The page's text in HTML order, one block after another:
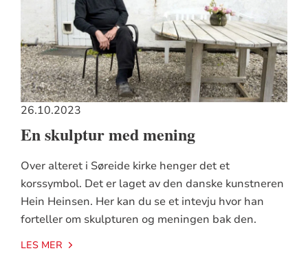
26.10.2023
En skulptur med mening
Over alteret i Søreide kirke henger det et
korssymbol. Det er laget av den danske kunstneren
Hein Heinsen. Her kan du se et intevju hvor han
forteller om skulpturen og meningen bak den.
LES MER